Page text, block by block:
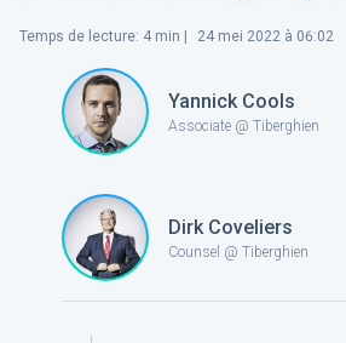
Temps de lecture: 4 min | 24 mei 2022 à 06:02
Yannick Cools
Associate @ Tiberghien
Dirk Coveliers
Counsel @ Tiberghien